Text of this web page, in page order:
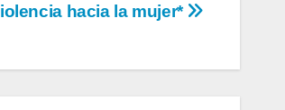
hacia la mujer*